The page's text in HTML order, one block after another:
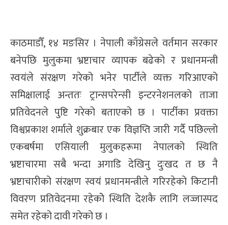
काठमाडौँ, १४ मङसिर । नेपाली काँग्रेसले वर्तमान सरकार
बनेपछि मुलुकमा भ्रष्टाचार व्यापक बढेको र प्रधानमन्त्री
स्वयंले संरक्षण गरेको भनेर पार्टीले व्यक्त गरिआएको
समिक्षालाई अन्ततः ट्रान्सपरेन्सी इन्टरनेशनलको ताजा
प्रतिवेदनले पुष्टि गरेको बताएको छ । पार्टीका प्रवक्ता
विश्वप्रकाश शर्माले शुक्रबार एक विज्ञप्ति जारी गर्दै पछिल्लो
एकबर्षमा एसियाली मुलुकहरूमा नेपालको स्थिति
भ्रष्टाचारमा सबै भन्दा अगाडि देखिनु दुःखद त छ नै
भ्रष्टाचारीको संरक्षण स्वयं प्रधानमन्त्रीले गरिरहेको किटानी
विवरण प्रतिवेदनमा रहेकोे स्थिति देशकै लागि लज्जास्पद
समेत रहेको दावी गरेको छ ।